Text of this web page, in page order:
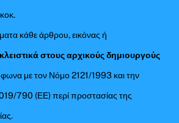
κάθε άρθρου, εικόνας ή
στους αρχικούς δημιουργούς
με τον Νόμο 2121/1993 και την
790 (ΕΕ) περί προστασίας της